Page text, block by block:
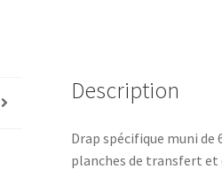
Description
Drap spécifique muni
planches de transfert et